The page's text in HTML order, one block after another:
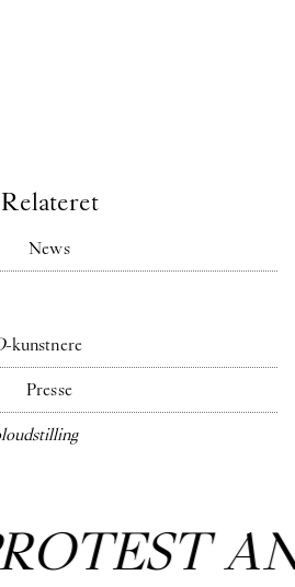
Relateret
News
-kunstnere
Presse
IN CARE: